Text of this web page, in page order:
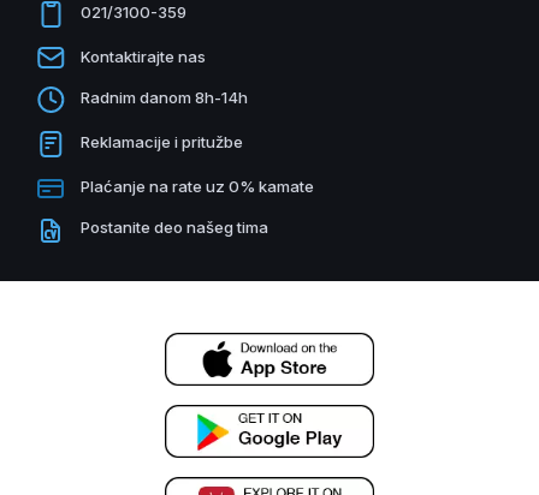
021/3100-359
Kontaktirajte nas
Radnim danom 8h-14h
Reklamacije i pritužbe
Plaćanje na rate uz 0% kamate
Postanite deo našeg tima